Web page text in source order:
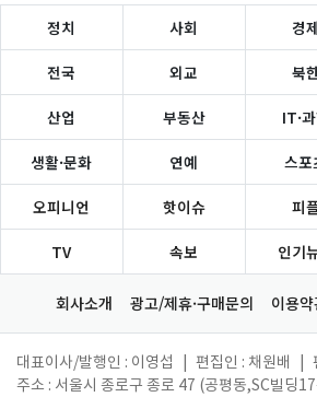
정치 사회 경제
전국 외교 북
산업 부동산 IT·
생활·문화 연예 스포
오피니언 핫이슈 피
TV 속보 인기
회사소개 광고/제휴·구매문의 이용약
대표이사/발행인 : 이영섭 편집인 : 채원배
주소 : 서울시 종로구 종로 47 (공평동,SC빌딩